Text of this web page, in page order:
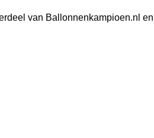
van Ballonnenkampioen.nl en